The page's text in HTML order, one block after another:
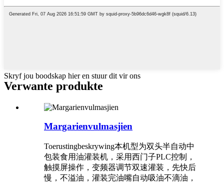
Skryf jou boodskap hier en stuur dit vir ons
Verwante produkte
Margarienvulmasjien
Toerustingbeskrywing本机型为双头半自动中
包装食用油灌装机，采用西门子PLC控制，
触摸屏操作，变频器调节双速灌装，先快后
慢，不溢油，灌装完油嘴自动吸油不滴油，